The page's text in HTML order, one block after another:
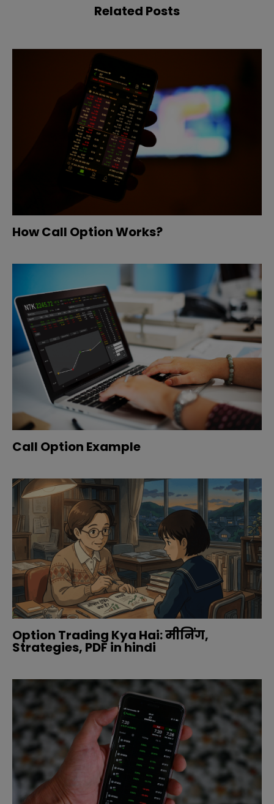
Related Posts
How Call Option Works?
Call Option Example
Option Trading Kya Hai: मीनिंग,
Strategies, PDF in hindi